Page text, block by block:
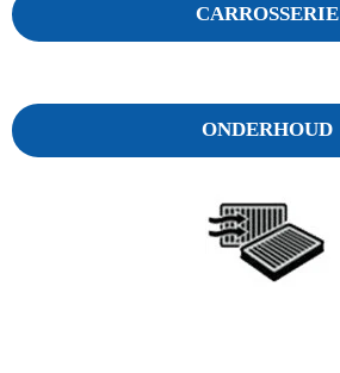
CARROSSERIE
ONDERHOUD